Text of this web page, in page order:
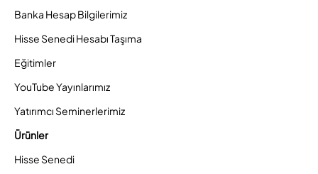
Banka Hesap Bilgilerimiz
Hisse Senedi Hesabı Taşıma
Eğitimler
YouTube Yayınlarımız
Yatırımcı Seminerlerimiz
Ürünler
Hisse Senedi